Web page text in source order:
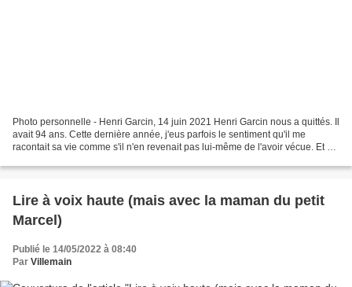
Photo personnelle - Henri Garcin, 14 juin 2021 Henri Garcin nous a quittés. Il
avait 94 ans. Cette dernière année, j'eus parfois le sentiment qu'il me
racontait sa vie comme s'il n'en revenait pas lui-même de l'avoir vécue. Et s'il
Lire à voix haute (mais avec la maman du petit
Marcel)
Publié le 14/05/2022 à 08:40
Par Villemain